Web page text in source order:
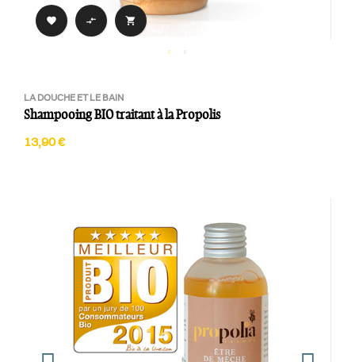
  
LA DOUCHE ET LE BAIN
Shampooing BIO traitant à la Propolis
13,90 €